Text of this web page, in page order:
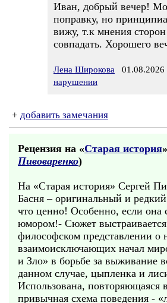
Иван, добрый вечер!
поправку, но
вижу, т.к мнения
совпадать. Хорошего
Лена Широкова 01.08.2026
нарушении
+ добавить замечания
Рецензия на «Старая история
Пивоваренко)
На «Старая история» Сергей
Басня – оригинальный и
что ценно! Особенно, если она
юмором!- Сюжет
философском представлении о
взаимоисключающих начал
и Зло» в борьбе за выживание
данном случае, цыпленка и
Использована, повторяющаяся
привычная схема поведения -